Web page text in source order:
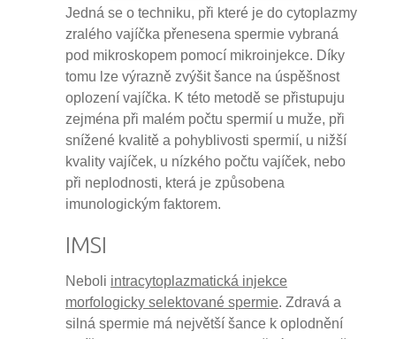
Jedná se o techniku, při které je do cytoplazmy
zralého vajíčka přenesena spermie vybraná
pod mikroskopem pomocí mikroinjekce. Díky
tomu lze výrazně zvýšit šance na úspěšnost
oplození vajíčka. K této metodě se přistupuju
zejména při malém počtu spermií u muže, při
snížené kvalitě a pohyblivosti spermií, u nižší
kvality vajíček, u nízkého počtu vajíček, nebo
při neplodnosti, která je způsobena
imunologickým faktorem.
IMSI
Neboli intracytoplazmatická injekce
morfologicky selektované spermie. Zdravá a
silná spermie má největší šance k oplodnění